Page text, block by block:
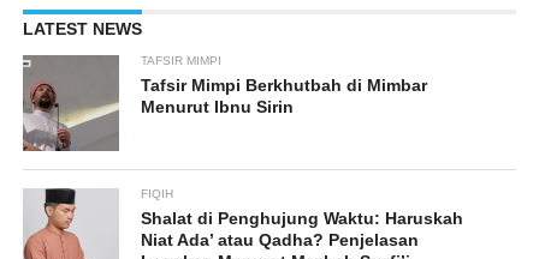
LATEST NEWS
TAFSIR MIMPI
Tafsir Mimpi Berkhutbah di Mimbar
Menurut Ibnu Sirin
FIQIH
Shalat di Penghujung Waktu: Haruskah
Niat Ada’ atau Qadha? Penjelasan